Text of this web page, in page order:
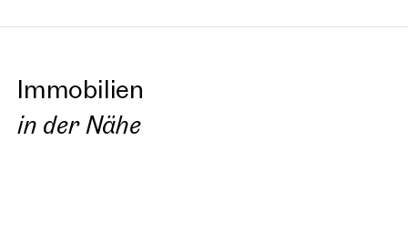
Immobilien
in der Nähe